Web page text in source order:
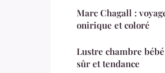
Marc Chagall :
onirique et coloré
Lustre chambre
sûr et tendance